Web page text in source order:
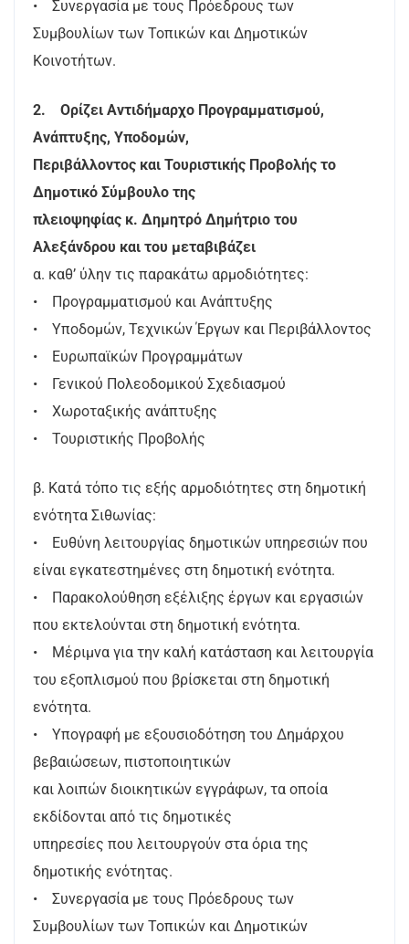
• Συνεργασία με τους Πρόεδρους των
Συμβουλίων των Τοπικών και Δημοτικών
Κοινοτήτων.
2. Ορίζει Αντιδήμαρχο Προγραμματισμού,
Ανάπτυξης, Υποδομών,
Περιβάλλοντος και Τουριστικής Προβολής το
Δημοτικό Σύμβουλο της
πλειοψηφίας κ. Δημητρό Δημήτριο του
Αλεξάνδρου και του μεταβιβάζει
α. καθ’ ύλην τις παρακάτω αρμοδιότητες:
• Προγραμματισμού και Ανάπτυξης
• Υποδομών, Τεχνικών Έργων και Περιβάλλοντος
• Ευρωπαϊκών Προγραμμάτων
• Γενικού Πολεοδομικού Σχεδιασμού
• Χωροταξικής ανάπτυξης
• Τουριστικής Προβολής
β. Κατά τόπο τις εξής αρμοδιότητες στη δημοτική
ενότητα Σιθωνίας:
• Ευθύνη λειτουργίας δημοτικών υπηρεσιών που
είναι εγκατεστημένες στη δημοτική ενότητα.
• Παρακολούθηση εξέλιξης έργων και εργασιών
που εκτελούνται στη δημοτική ενότητα.
• Μέριμνα για την καλή κατάσταση και λειτουργία
του εξοπλισμού που βρίσκεται στη δημοτική
ενότητα.
• Υπογραφή με εξουσιοδότηση του Δημάρχου
βεβαιώσεων, πιστοποιητικών
και λοιπών διοικητικών εγγράφων, τα οποία
εκδίδονται από τις δημοτικές
υπηρεσίες που λειτουργούν στα όρια της
δημοτικής ενότητας.
• Συνεργασία με τους Πρόεδρους των
Συμβουλίων των Τοπικών και Δημοτικών